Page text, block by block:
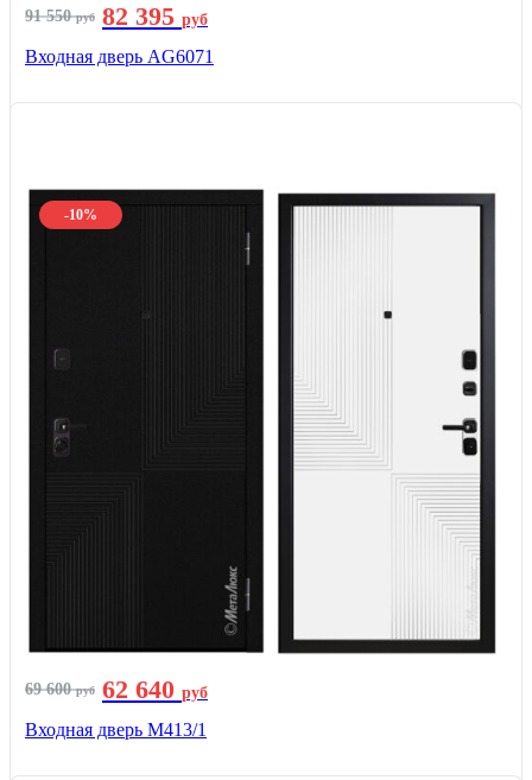
91 550руб 82 395 руб
Входная дверь AG6071
-10%
69 600руб 62 640 руб
Входная дверь М413/1